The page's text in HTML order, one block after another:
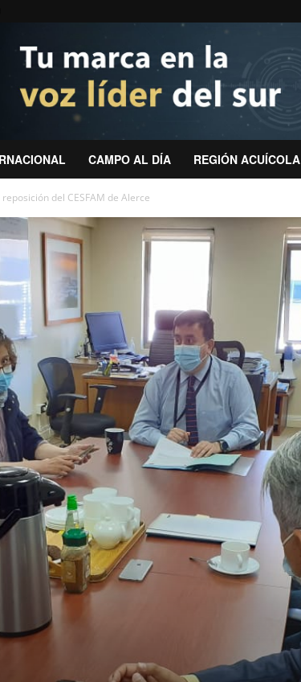
CAMPO AL DÍA REGIÓN ACUÍCOLA
del CESFAM de Alerce